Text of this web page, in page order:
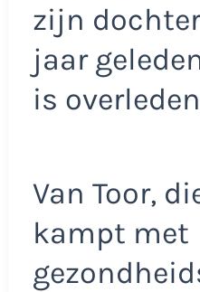
zijn
jaar
is
Van Toor,
kampt met